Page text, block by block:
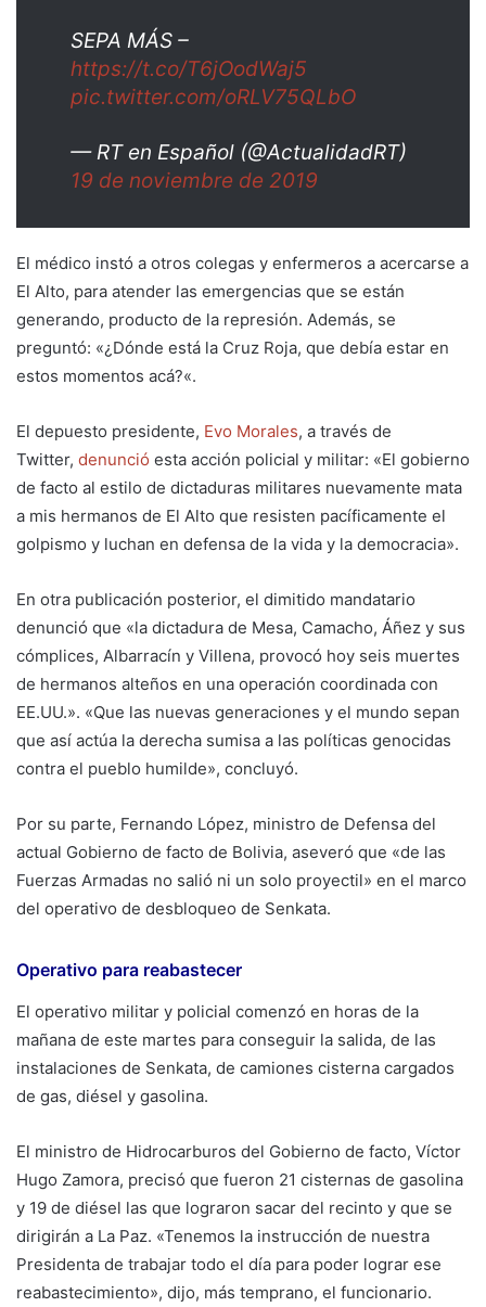
SEPA MÁS –
https://t.co/T6jOodWaj5
pic.twitter.com/oRLV75QLbO
— RT en Español (@ActualidadRT)
19 de noviembre de 2019
El médico instó a otros colegas y enfermeros a acercarse a
El Alto, para atender las emergencias que se están
generando, producto de la represión. Además, se
preguntó: «¿Dónde está la Cruz Roja, que debía estar en
estos momentos acá?«.
El depuesto presidente, Evo Morales, a través de
Twitter, denunció esta acción policial y militar: «El gobierno
de facto al estilo de dictaduras militares nuevamente mata
a mis hermanos de El Alto que resisten pacíficamente el
golpismo y luchan en defensa de la vida y la democracia».
En otra publicación posterior, el dimitido mandatario
denunció que «la dictadura de Mesa, Camacho, Áñez y sus
cómplices, Albarracín y Villena, provocó hoy seis muertes
de hermanos alteños en una operación coordinada con
EE.UU.». «Que las nuevas generaciones y el mundo sepan
que así actúa la derecha sumisa a las políticas genocidas
contra el pueblo humilde», concluyó.
Por su parte, Fernando López, ministro de Defensa del
actual Gobierno de facto de Bolivia, aseveró que «de las
Fuerzas Armadas no salió ni un solo proyectil» en el marco
del operativo de desbloqueo de Senkata.
Operativo para reabastecer
El operativo militar y policial comenzó en horas de la
mañana de este martes para conseguir la salida, de las
instalaciones de Senkata, de camiones cisterna cargados
de gas, diésel y gasolina.
El ministro de Hidrocarburos del Gobierno de facto, Víctor
Hugo Zamora, precisó que fueron 21 cisternas de gasolina
y 19 de diésel las que lograron sacar del recinto y que se
dirigirán a La Paz. «Tenemos la instrucción de nuestra
Presidenta de trabajar todo el día para poder lograr ese
reabastecimiento», dijo, más temprano, el funcionario.